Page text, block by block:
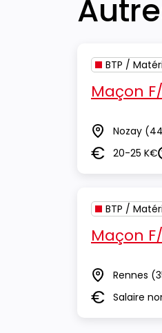
BTP /
Maçon
Lieu Nozay
Salaire20-25 K€
BTP /
Maçon
Lieu Rennes
SalaireSalaire